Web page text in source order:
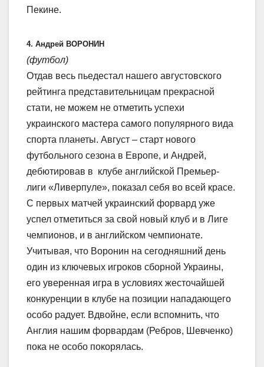
Пекине.
4. Андрей ВОРОНИН
(футбол)
Отдав весь пьедестал нашего августовского
рейтинга представительницам прекрасной
стати, не можем не отметить успехи
украинского мастера самого популярного вида
спорта планеты. Август – старт нового
футбольного сезона в Европе, и Андрей,
дебютировав в клубе английской Премьер-
лиги «Ливерпуле», показал себя во всей красе.
С первых матчей украинский форвард уже
успел отметиться за свой новый клуб и в Лиге
чемпионов, и в английском чемпионате.
Учитывая, что Воронин на сегодняшний день
один из ключевых игроков сборной Украины,
его уверенная игра в условиях жесточайшей
конкуренции в клубе на позиции нападающего
особо радует. Вдвойне, если вспомнить, что
Англия нашим форвардам (Ребров, Шевченко)
пока не особо покорялась.